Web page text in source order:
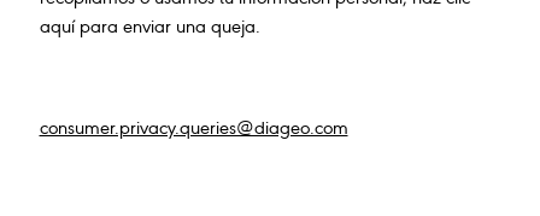
aquí para enviar una queja.
consumer.privacy.queries@diageo.com